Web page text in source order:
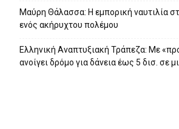
Μαύρη Θάλασσα: Η εμπορική ναυτιλία
ενός ακήρυχτου πολέμου
Ελληνική Αναπτυξιακή Τράπεζα: Με
ανοίγει δρόμο για δάνεια έως 5 δισ. σε